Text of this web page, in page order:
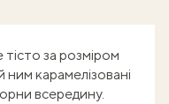
за розміром
карамелізовані
всередину.